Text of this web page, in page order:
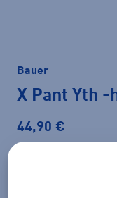
Bauer
X Pant Yth -
44,90 €